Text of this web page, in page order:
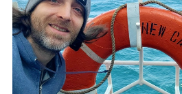
en arrivant au Cambodge,
agréablement surpris.
calme, la vie locale encore
les paysages verdoyants.